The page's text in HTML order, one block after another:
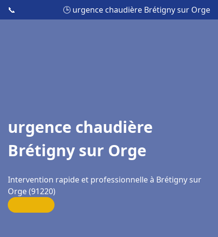
📞 🕒 urgence chaudière Brétigny sur Orge
urgence chaudière
Brétigny sur Orge
Intervention rapide et professionnelle à Brétigny sur
Orge (91220)